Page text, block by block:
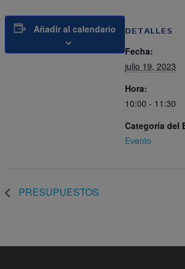
Añadir al calendario DETALLES
Fecha:
julio 19, 2023
Hora:
10:00 - 11:30
Categoría del
Evento
PRESUPUESTOS